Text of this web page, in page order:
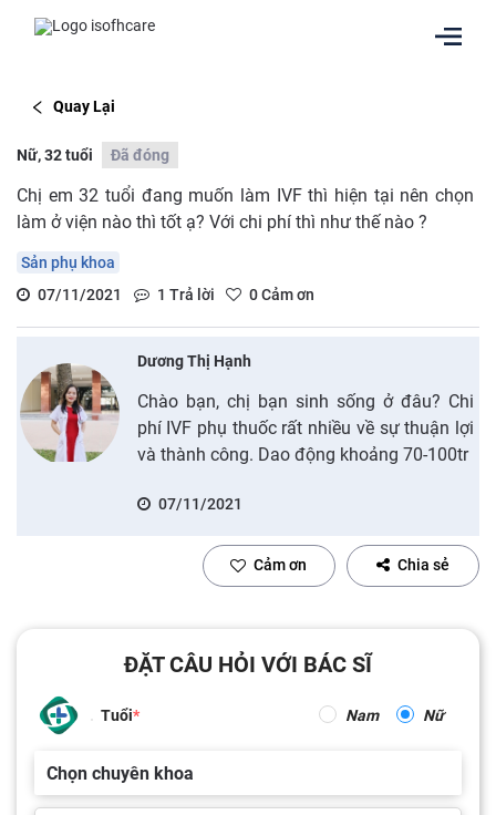
Quay Lại
Nữ, 32 tuổi Đã đóng
Chị em 32 tuổi đang muốn làm IVF thì hiện tại nên chọn
làm ở viện nào thì tốt ạ? Với chi phí thì như thế nào ?
Sản phụ khoa
07/11/2021
1 Trả lời 0Cảm ơn
Dương Thị Hạnh
Chào bạn, chị bạn sinh sống ở đâu? Chi
phí IVF phụ thuốc rất nhiều về sự thuận lợi
và thành công. Dao động khoảng 70-100tr
07/11/2021
Cảm ơn Chia sẻ
ĐẶT CÂU HỎI VỚI BÁC SĨ
Tuổi Nam Nữ
Chọn chuyên khoa